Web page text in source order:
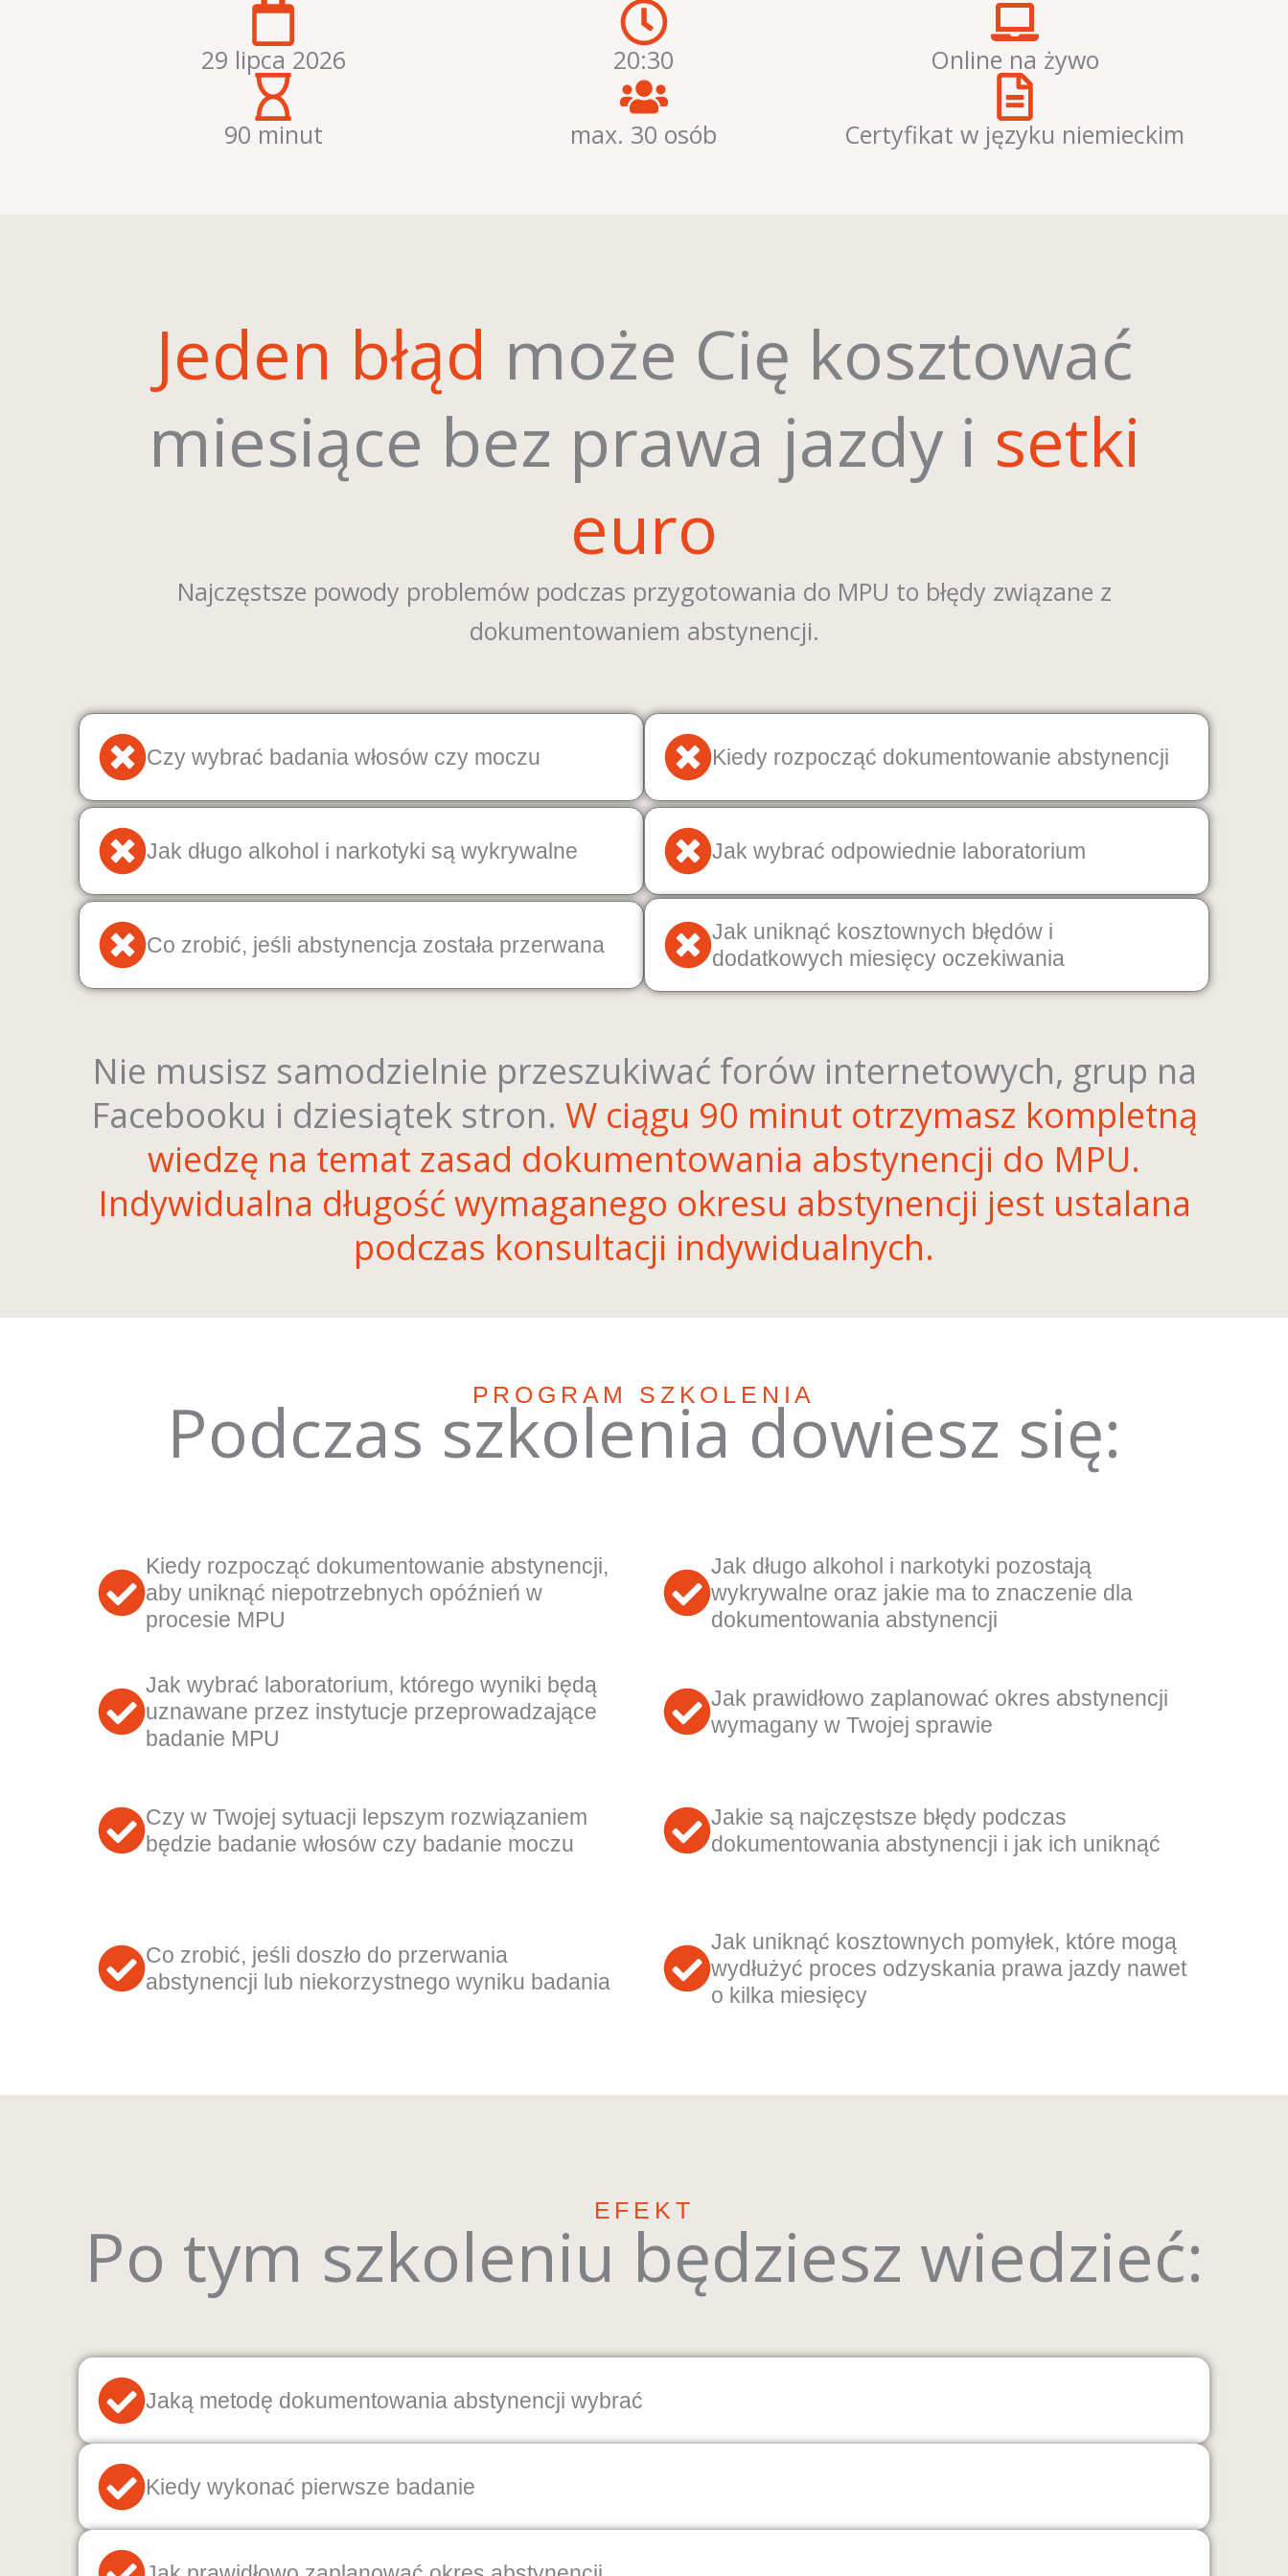
29 lipca 2026 20:30 Online na żywo
90 minut max. 30 osób Certyfikat w języku niemieckim
Jeden błąd może Cię kosztować
miesiące bez prawa jazdy i setki
euro
Najczęstsze powody problemów podczas przygotowania do MPU to błędy związane z
dokumentowaniem abstynencji.
Czy wybrać badania włosów czy moczu​ Kiedy rozpocząć dokumentowanie abstynencji
Jak długo alkohol i narkotyki są wykrywalne Jak wybrać odpowiednie laboratorium
Co zrobić, jeśli abstynencja została przerwana
Jak uniknąć kosztownych błędów i
dodatkowych miesięcy oczekiwania
Nie musisz samodzielnie przeszukiwać forów internetowych, grup na
Facebooku i dziesiątek stron. W ciągu 90 minut otrzymasz kompletną
wiedzę na temat zasad dokumentowania abstynencji do MPU.
Indywidualna długość wymaganego okresu abstynencji jest ustalana
podczas konsultacji indywidualnych.
PROGRAM SZKOLENIA
Podczas szkolenia dowiesz się:
Kiedy rozpocząć dokumentowanie abstynencji,
aby uniknąć niepotrzebnych opóźnień w
procesie MPU
Jak długo alkohol i narkotyki pozostają
wykrywalne oraz jakie ma to znaczenie dla
dokumentowania abstynencji
Jak wybrać laboratorium, którego wyniki będą
uznawane przez instytucje przeprowadzające
badanie MPU
Jak prawidłowo zaplanować okres abstynencji
wymagany w Twojej sprawie
Czy w Twojej sytuacji lepszym rozwiązaniem
będzie badanie włosów czy badanie moczu
Jakie są najczęstsze błędy podczas
dokumentowania abstynencji i jak ich uniknąć
Co zrobić, jeśli doszło do przerwania
abstynencji lub niekorzystnego wyniku badania
Jak uniknąć kosztownych pomyłek, które mogą
wydłużyć proces odzyskania prawa jazdy nawet
o kilka miesięcy
EFEKT
Po tym szkoleniu będziesz wiedzieć:
Jaką metodę dokumentowania abstynencji wybrać
Kiedy wykonać pierwsze badanie